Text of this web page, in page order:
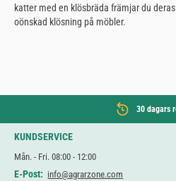
katter med en klösbräda främjar du
oönskad klösning på möbler.
30 dagars
KUNDSERVICE
Mån. - Fri. 08:00 - 12:00
E-Post: info@agrarzone.com